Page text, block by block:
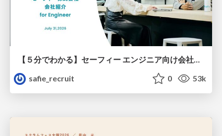
【５分でわかる】セーフィー エンジニア向け会社紹介
safie_recruit
0 53k